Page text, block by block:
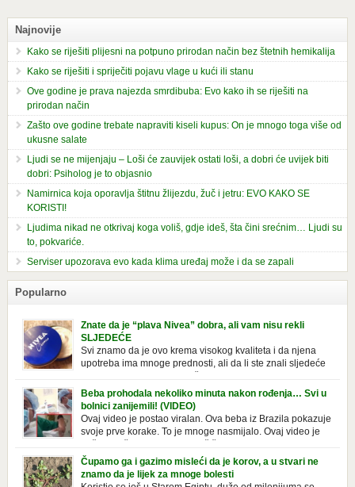
Najnovije
Kako se riješiti plijesni na potpuno prirodan način bez štetnih hemikalija
Kako se riješiti i spriječiti pojavu vlage u kući ili stanu
Ove godine je prava najezda smrdibuba: Evo kako ih se riješiti na
prirodan način
Zašto ove godine trebate napraviti kiseli kupus: On je mnogo toga više od
ukusne salate
Ljudi se ne mijenjaju – Loši će zauvijek ostati loši, a dobri će uvijek biti
dobri: Psiholog je to objasnio
Namirnica koja oporavlja štitnu žlijezdu, žuč i jetru: EVO KAKO SE
KORISTI!
Ljudima nikad ne otkrivaj koga voliš, gdje ideš, šta čini srećnim… Ljudi su
to, pokvariće.
Serviser upozorava evo kada klima uređaj može i da se zapali
Popularno
Znate da je “plava Nivea” dobra, ali vam nisu rekli
SLJEDEĆE
Svi znamo da je ovo krema visokog kvaliteta i da njena
upotreba ima mnoge prednosti, ali da li ste znali sljedeće
prepoznatljivog mirisa i jednostavne formule, jeste nezamenljiv inventar
u kupatilima i muškaraca i žena. Mnogi ljudi se ne odvajaju od nje, pa je
čak nose sa […]
Beba prohodala nekoliko minuta nakon rođenja… Svi u
bolnici zanijemili! (VIDEO)
Ovaj video je postao viralan. Ova beba iz Brazila pokazuje
svoje prve korake. To je mnoge nasmijalo. Ovaj video je
novorođenih beba. Video je snimila babica, pregledalo ga je preko 80
miliona ljudi. Ove babice su ostale u čudu nakon što su vidjeli kako
beba želi […]
Čupamo ga i gazimo misleći da je korov, a u stvari ne
znamo da je lijek za mnoge bolesti